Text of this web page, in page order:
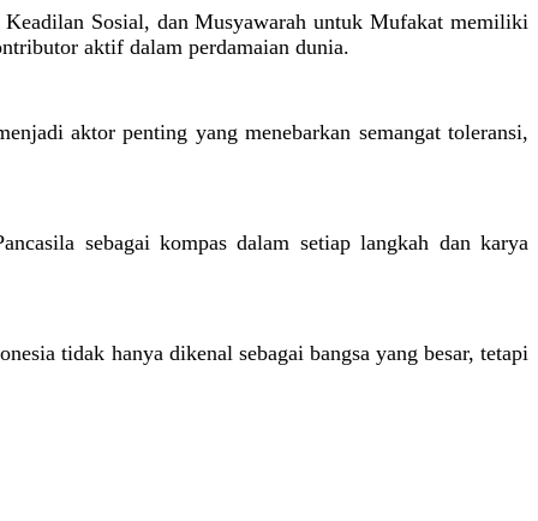
Sosial, dan Musyawarah untuk Mufakat memiliki
aktif dalam perdamaian dunia.
aktor penting yang menebarkan semangat toleransi,
sebagai kompas dalam setiap langkah dan karya
tidak hanya dikenal sebagai bangsa yang besar, tetapi